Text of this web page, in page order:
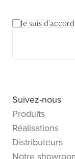
Je suis
Suivez-nous
Produits
Réalisations
Distributeurs